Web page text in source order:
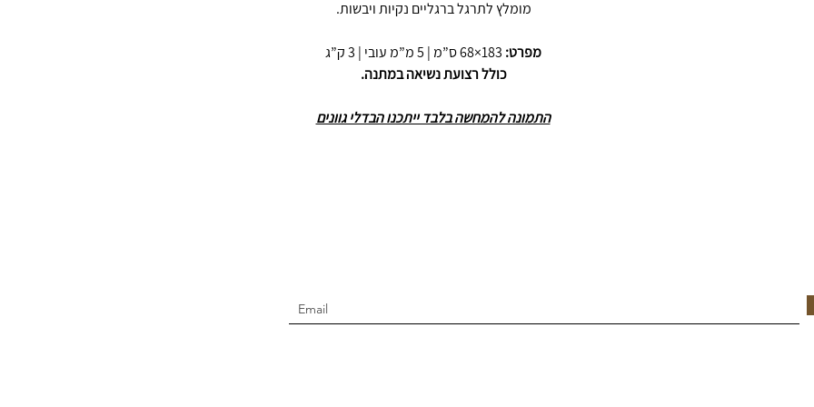
מומלץ לתרגל ברגליים נקיות ויבשות.
מפרט:
כולל רצועת נשיאה במתנה.
התמונה להמחשה בלבד ייתכנו הבדלי גוונים